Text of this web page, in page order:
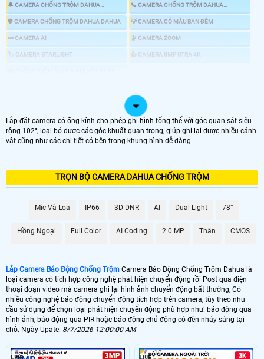
🔔 CAMERA CHỐNG TRỘM DAHUA
KBVISION
📞 CAMERA CHỐNG TRỘM DAHUA
HIKVISION
🛡 CAMERA CHỐNG TRỘM DAHUA DAHUA 💡 CAMERA CÓ MÀU BAN ĐÊM
💤 CAMERA AI 🔭 CAMERA ZOOM
🏷 CAMERA STARLIGHT 👍 CAMERA 8MP UTRA 4K
📸 LẮP CAMERA CÓ BÁO ĐỘNG CHỐNG TRỘM
LOẠI CAMERA IP
🌐 Bộ 4 Camera Chống Trộm
8.800,000 VNĐ Camera Chống Trộm Dahua Chuyên Đêm
🔥 4 Camera Chống Trộm Dahua Giá Rẻ
5.000.000 VNĐ Lắp Bộ Camera Chống Trộm Dahua Giá Rẻ
Lắp đặt camera có ống kính cho phép ghi hình tổng thể với góc quan sát siêu
rộng 102°, loại bỏ được các góc khuất quan trọng, giúp ghi lại được nhiều cảnh
vật cũng như các chi tiết có bên trong khung hình dễ dàng
TRỌN BỘ CAMERA DAHUA CHỐNG TRỘM
Mic Và Loa IP66 3D DNR AI Dual Light 78°
Hồng Ngoại Full Color AI Coding 2.0 MP Thân CMOS
Lắp Camera Báo Động Chống Trộm Camera Báo Động Chống Trộm Dahua là
loại camera có tích hợp công nghệ phát hiện chuyển động rồi Post qua điện
thoại đoạn video mà camera ghi lại hình ảnh chuyển động bất thường, Có
nhiều công nghệ báo động chuyển động tích hợp trên camera, tùy theo nhu
cầu sử dụng để chọn loại phát hiện chuyển động phù hợp như: báo động qua
hình ảnh, báo động qua PIR hoặc báo động chủ động có đèn nháy sáng tại
chỗ. Ngày Upate: 8/7/2026 12:00:00 AM
19612 10